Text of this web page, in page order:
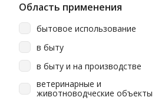
Laima
Luscan
Merida
Область применения
бытовое использование
в быту
в быту и на производстве
ветеринарные и
животноводческие объекты